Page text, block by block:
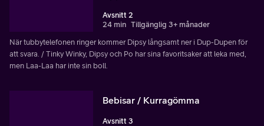
Avsnitt 2
24 min Tillgänglig 3+ månader
När tubbytelefonen ringer kommer Dipsy långsamt ner i Dup-Dupen för
att svara. / Tinky Winky, Dipsy och Po har sina favoritsaker att leka med,
men Laa-Laa har inte sin boll.
Bebisar / Kurragömma
Avsnitt 3